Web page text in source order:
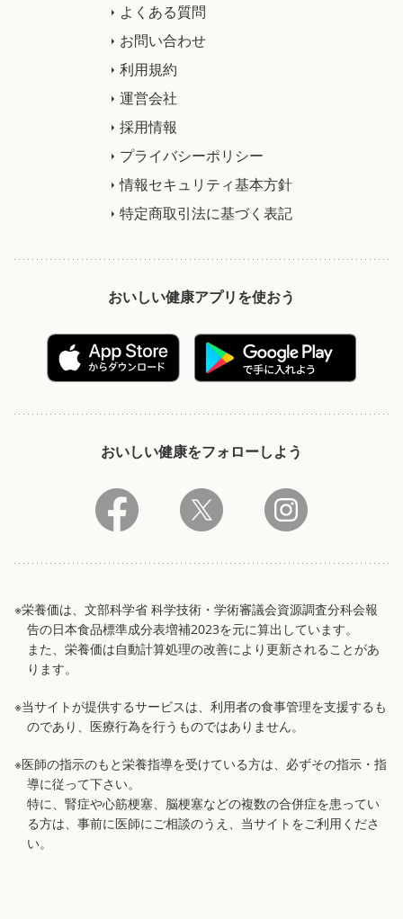
よくある質問
お問い合わせ
利用規約
運営会社
採用情報
プライバシーポリシー
情報セキュリティ基本方針
特定商取引法に基づく表記
おいしい健康アプリを使おう
おいしい健康をフォローしよう
※栄養価は、文部科学省 科学技術・学術審議会資源調査分科会報
告の日本食品標準成分表増補2023を元に算出しています。
また、栄養価は自動計算処理の改善により更新されることがあ
ります。
※当サイトが提供するサービスは、利用者の食事管理を支援するも
のであり、医療行為を行うものではありません。
※医師の指示のもと栄養指導を受けている方は、必ずその指示・指
導に従って下さい。
特に、腎症や心筋梗塞、脳梗塞などの複数の合併症を患ってい
る方は、事前に医師にご相談のうえ、当サイトをご利用くださ
い。